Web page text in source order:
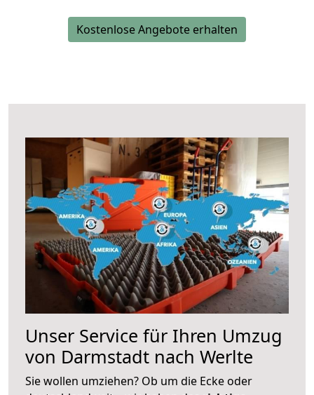
Kostenlose Angebote erhalten
Unser Service für Ihren Umzug
von Darmstadt nach Werlte
Sie wollen umziehen? Ob um die Ecke oder